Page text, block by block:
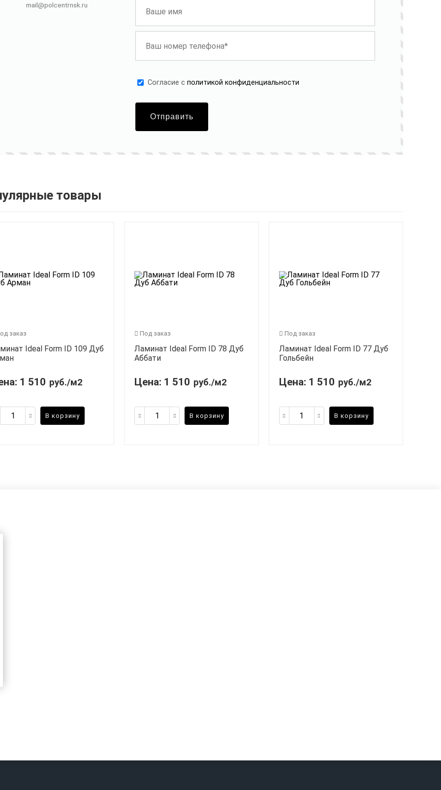
mail@polcentrnsk.ru
Cогласие с политикой конфиденциальности
Отправить
товары
заказ
Ideal Form ID 109 Дуб
1 510 руб./м2
В корзину
Под заказ
Ламинат Ideal Form ID 78 Дуб
Аббати
Цена: 1 510 руб./м2
В корзину
Под заказ
Ламинат Ideal Form ID 77 Дуб
Гольбейн
Цена: 1 510 руб./м2
В корзину